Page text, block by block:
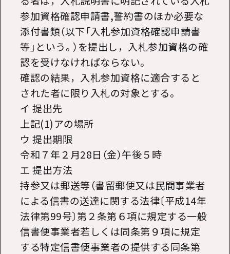
参加資格確認申請書,誓約書のほか必要な
添付書類（以下「入札参加資格確認申請書
等」という。）を提出し，入札参加資格の確
認を受けなければならない。
確認の結果，入札参加資格に適合すると
された者に限り入札の対象とする。
イ 提出先
上記(1)アの場所
ウ 提出期限
令和７年２月28日（金）午後５時
エ 提出方法
持参又は郵送等（書留郵便又は民間事業者
による信書の送達に関する法律〔平成14年
法律第99号〕第２条第６項に規定する一般
信書便事業者若しくは同条第９項に規定
する特定信書便事業者の提供する同条第